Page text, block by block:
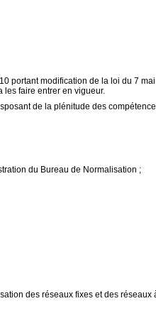
portant modification de la loi du 7
les faire entrer en vigueur.
de la plénitude des
du Bureau de Normalisation ;
des réseaux fixes et des réseaux